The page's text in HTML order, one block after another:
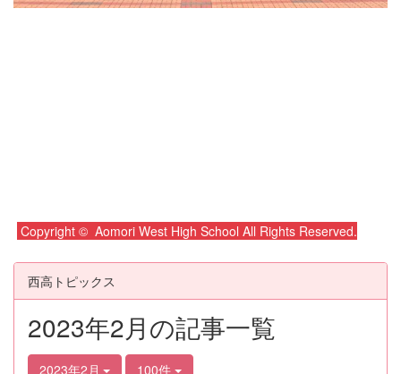
Copyright © Aomori West High School All Rights Reserved.
西高トピックス
2023年2月の記事一覧
2023年2月 100件